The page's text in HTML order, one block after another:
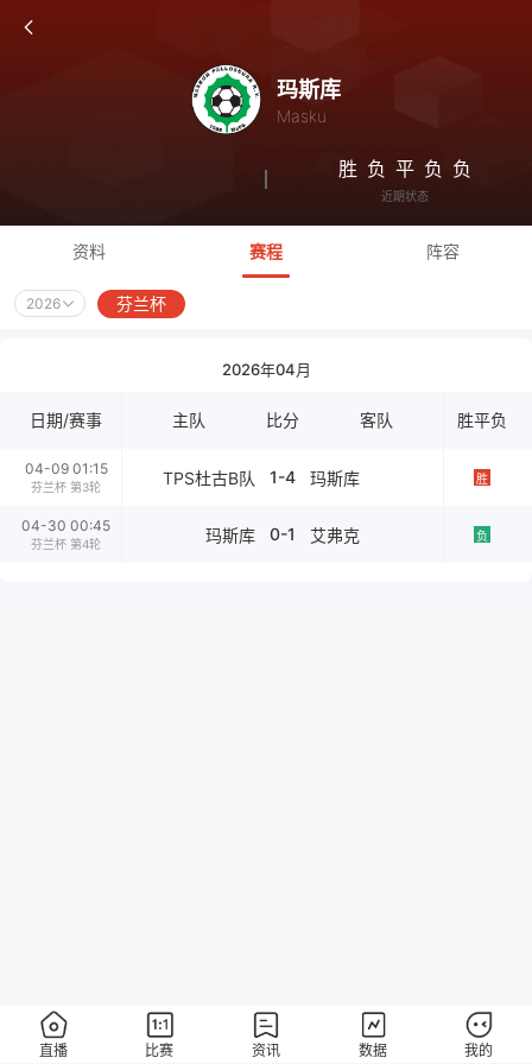
玛斯库
Masku
胜 负 平 负 负
近期状态
资料 赛程 阵容
2026 芬兰杯
2026年04月
日期/赛事 主队 比分 客队 胜平负
04-09 01:15
芬兰杯 第3轮 TPS杜古B队 1-4 玛斯库 胜
04-30 00:45
芬兰杯 第4轮 玛斯库 0-1 艾弗克 负
直播 比赛 资讯 数据 我的